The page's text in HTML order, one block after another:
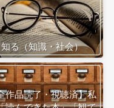
知る（知識・社会）
作品読了・視聴済】私